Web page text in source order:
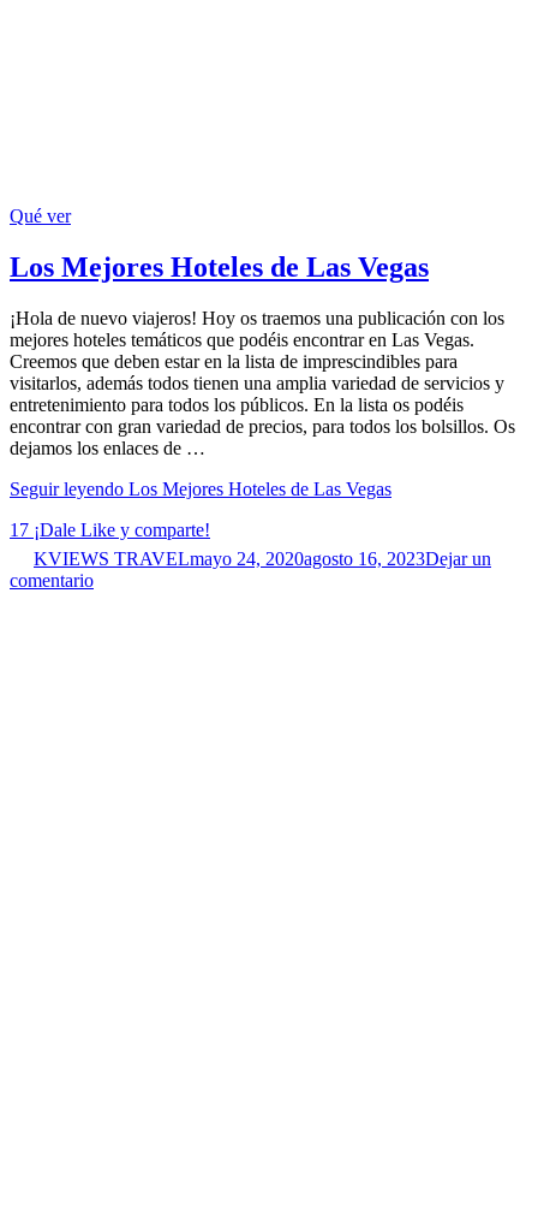
Qué ver
Los Mejores Hoteles de Las Vegas
¡Hola de nuevo viajeros! Hoy os traemos una publicación con los
mejores hoteles temáticos que podéis encontrar en Las Vegas.
Creemos que deben estar en la lista de imprescindibles para
visitarlos, además todos tienen una amplia variedad de servicios y
entretenimiento para todos los públicos. En la lista os podéis
encontrar con gran variedad de precios, para todos los bolsillos. Os
dejamos los enlaces de …
Seguir leyendo Los Mejores Hoteles de Las Vegas
17 ¡Dale Like y comparte!
KVIEWS TRAVELmayo 24, 2020agosto 16, 2023Dejar un
comentario